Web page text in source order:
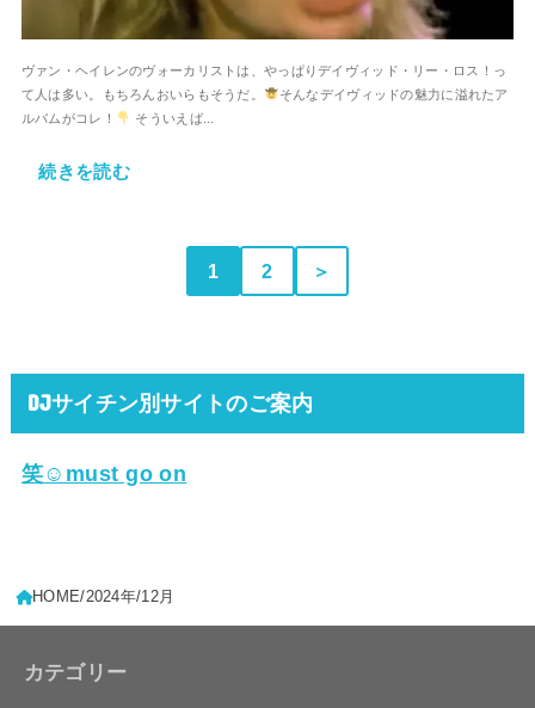
ヴァン・ヘイレンのヴォーカリストは、やっぱりデイヴィッド・リー・ロス！っ
て人は多い。もちろんおいらもそうだ。
そんなデイヴィッドの魅力に溢れたア
ルバムがコレ！
そういえば...
続きを読む
1 2 ＞
DJサイチン別サイトのご案内
笑☺must go on
HOME 2024年 12月
カテゴリー